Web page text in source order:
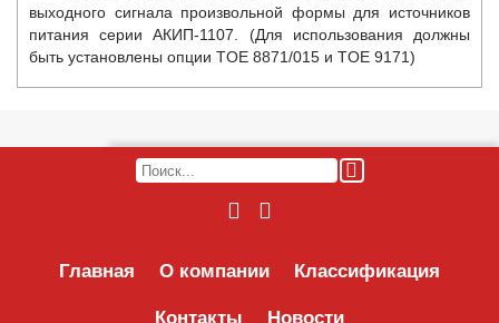
выходного сигнала произвольной формы для источников
питания серии АКИП-1107. (Для использования должны
быть установлены опции TOE 8871/015 и TOE 9171)
Главная О компании Классификация
Контакты Новости